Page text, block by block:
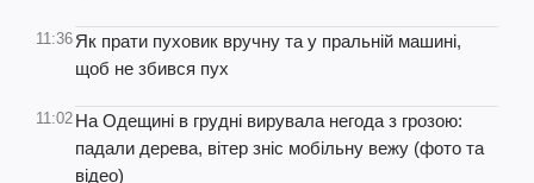
11:36 Як прати пуховик вручну та у пральній машині,
щоб не збився пух
11:02 На Одещині в грудні вирувала негода з грозою:
падали дерева, вітер зніс мобільну вежу (фото та
відео)